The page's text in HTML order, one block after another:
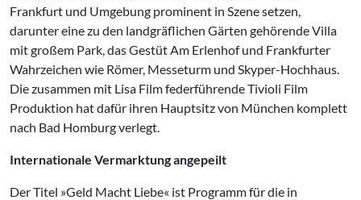
Frankfurt und Umgebung prominent in Szene setzen,
darunter eine zu den landgräflichen Gärten gehörende Villa
mit großem Park, das Gestüt Am Erlenhof und Frankfurter
Wahrzeichen wie Römer, Messeturm und Skyper-Hochhaus.
Die zusammen mit Lisa Film federführende Tivioli Film
Produktion hat dafür ihren Hauptsitz von München komplett
nach Bad Homburg verlegt.
Internationale Vermarktung angepeilt
Der Titel »Geld Macht Liebe« ist Programm für die in